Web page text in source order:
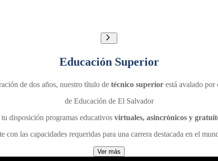
Educación Superior
de dos años, nuestro título de técnico superiorestá avalado por
de Educación de El Salvador
disposición programas educativos virtuales, asincrónicos y
con las capacidades requeridas para una carrera destacada en el
Ver más